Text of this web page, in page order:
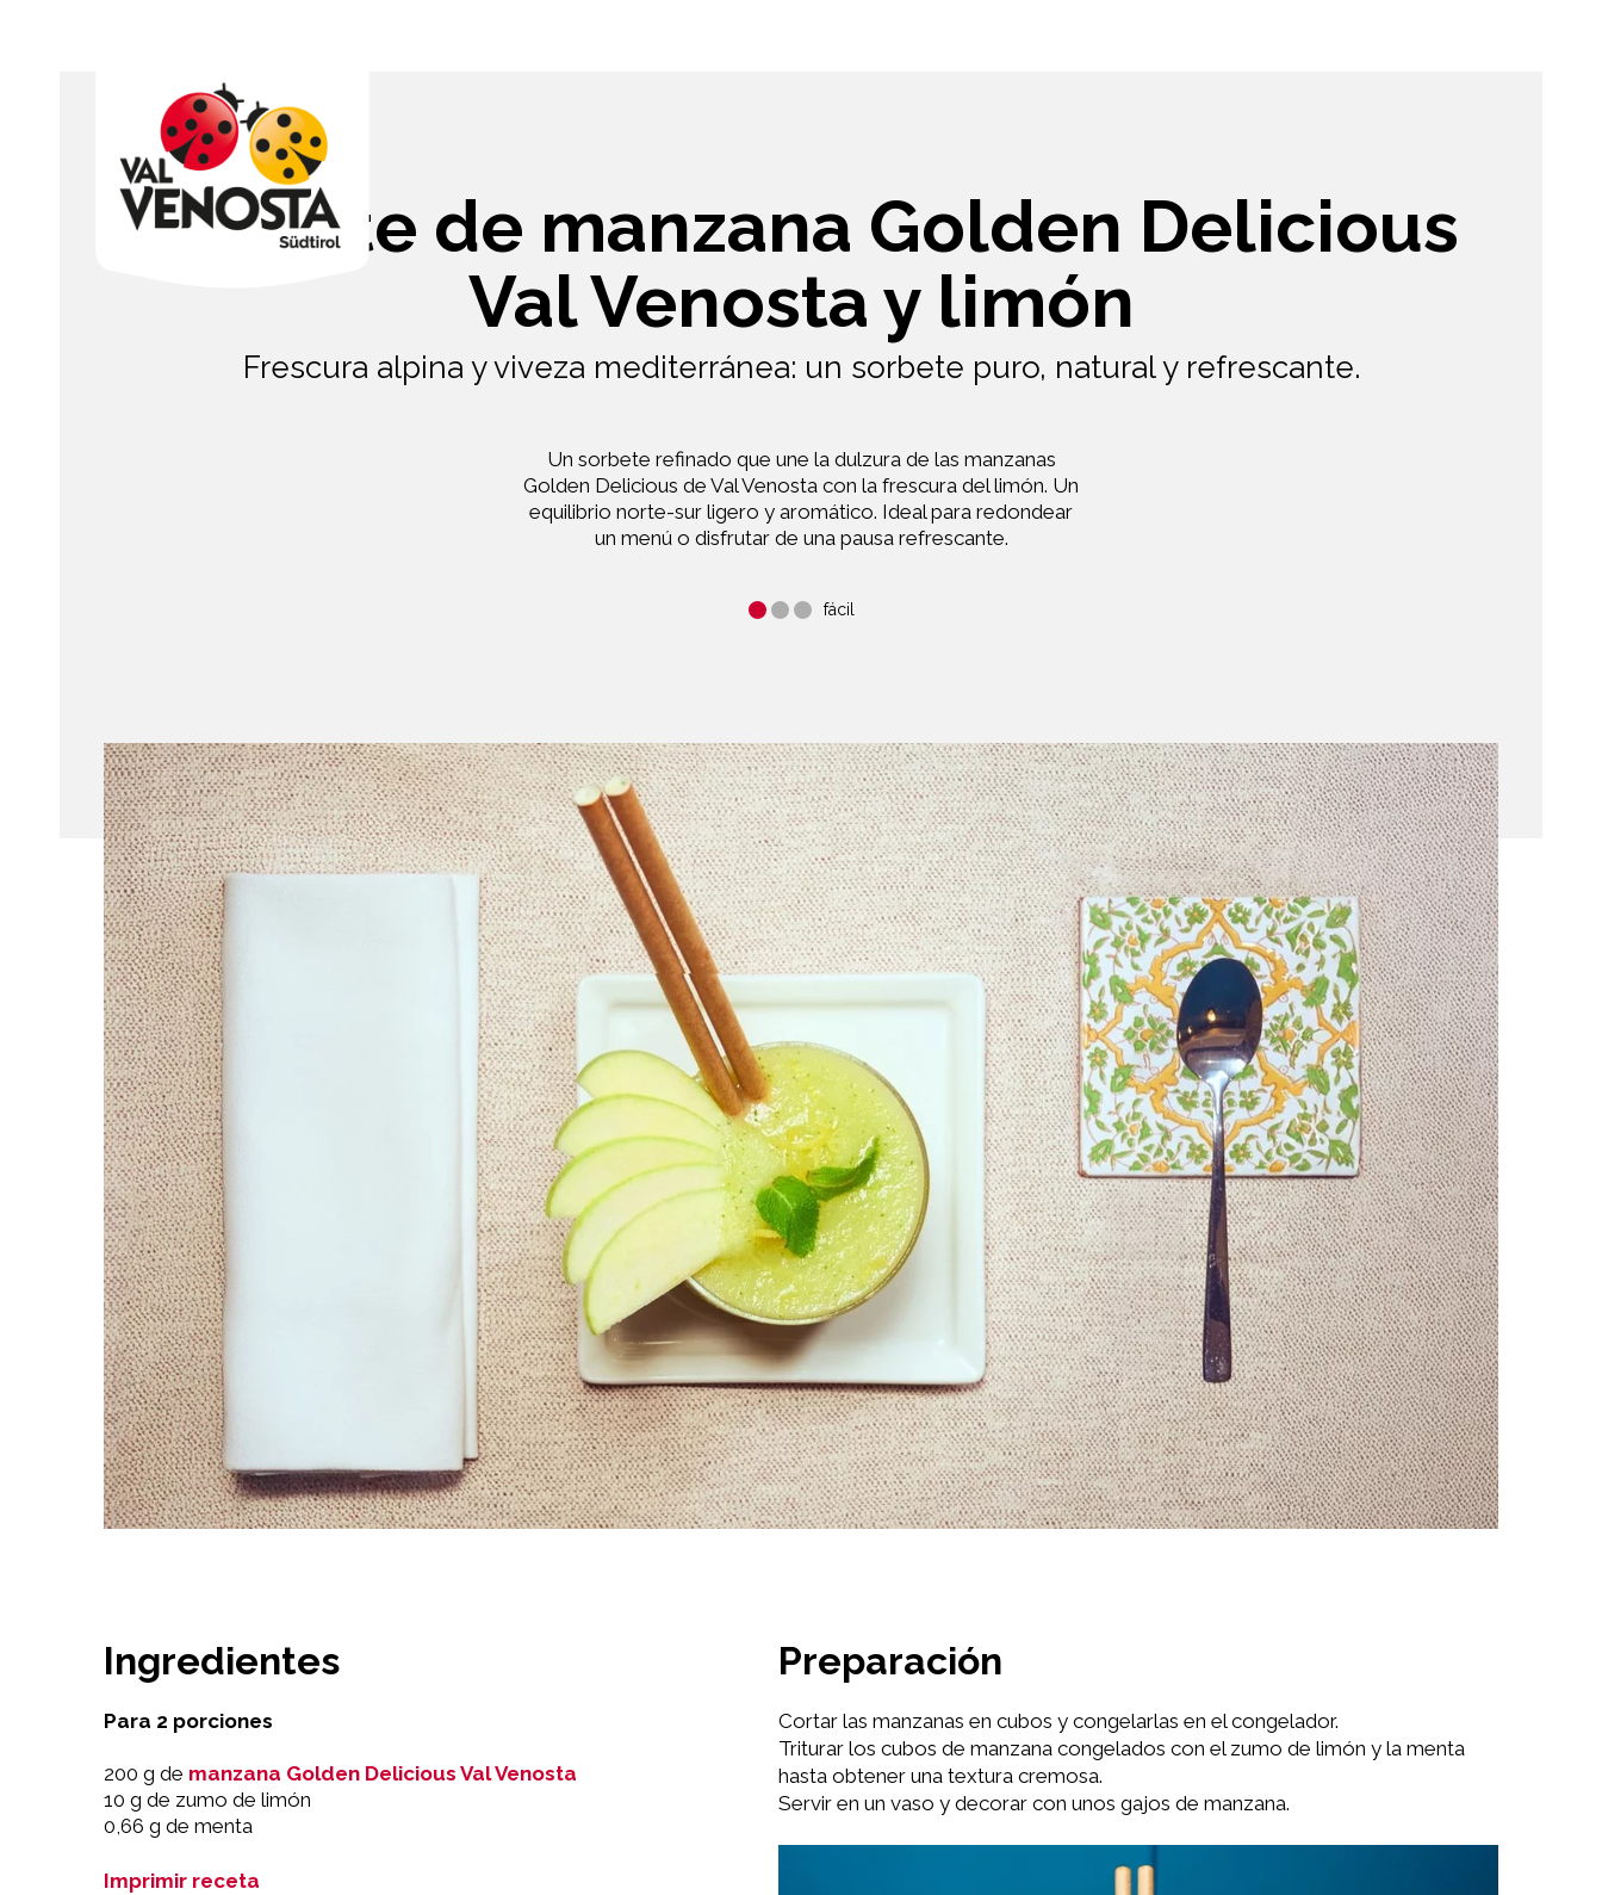
Sorbete de manzana Golden Delicious
Val Venosta y limón
Frescura alpina y viveza mediterránea: un sorbete puro, natural y refrescante.
Un sorbete refinado que une la dulzura de las manzanas
Golden Delicious de Val Venosta con la frescura del limón. Un
equilibrio norte-sur ligero y aromático. Ideal para redondear
un menú o disfrutar de una pausa refrescante.
fácil
Ingredientes
Para 2 porciones
200 g de manzana Golden Delicious Val Venosta
10 g de zumo de limón
0,66 g de menta
Imprimir receta
Preparación
Cortar las manzanas en cubos y congelarlas en el congelador.
Triturar los cubos de manzana congelados con el zumo de limón y la menta
hasta obtener una textura cremosa.
Servir en un vaso y decorar con unos gajos de manzana.